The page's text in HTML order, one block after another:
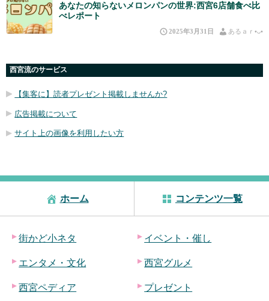
あなたの知らないメロンパンの世界:西宮6店舗食べ比
べレポート
2025年3月31日 あるａｒ•⁠ᴗ⁠•⁠
西宮流のサービス
【集客に】読者プレゼント掲載しませんか?
広告掲載について
サイト上の画像を利用したい方
ホーム コンテンツ一覧
街かど小ネタ イベント・催し
エンタメ・文化 西宮グルメ
西宮ペディア プレゼント